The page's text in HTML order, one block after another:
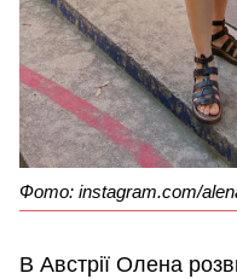
Фото: instagram.com/
В Австрії Олена